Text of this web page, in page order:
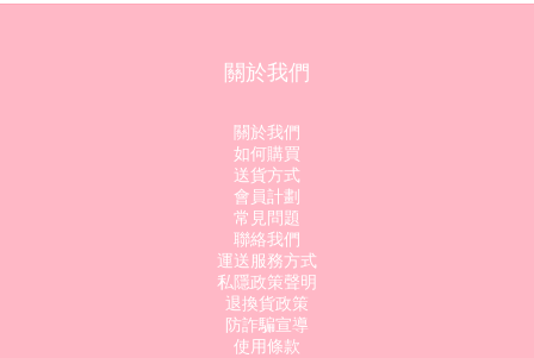
關於我們
關於我們
如何購買
送貨方式
會員計劃
常見問題
聯絡我們
運送服務方式
私隱政策聲明
退換貨政策
防詐騙宣導
使用條款